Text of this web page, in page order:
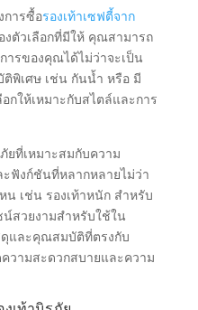
การซื้อรองเท้าเซฟตี้จาก
ตัวเลือกที่มีให้ คุณสามารถ
ารของคุณได้ไม่ว่าจะเป็น
พิเศษ เช่น กันน้ำ หรือ มี
กให้เหมาะกับสไตล์และการ
ยที่เหมาะสมกับความ
ฟังก์ชันที่หลากหลายไม่ว่า
น เช่น รองเท้าหนัก สำหรับ
น์สวยงามสำหรับใช้ใน
และคุณสมบัติที่ตรงกับ
วามสะดวกสบายและความ